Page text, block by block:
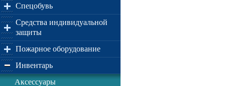
Спецобувь
Средства индивидуальной
защиты
Пожарное оборудование
Инвентарь
Аксессуары